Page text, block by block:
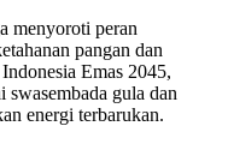
menyoroti peran
pangan dan
Emas 2045,
gula dan
energi terbarukan.